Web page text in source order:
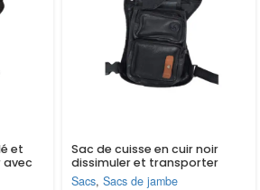
et
avec
Sac de cuisse en cuir noir
dissimuler et transporter
avec ceinture
Sacs, Sacs de jambe